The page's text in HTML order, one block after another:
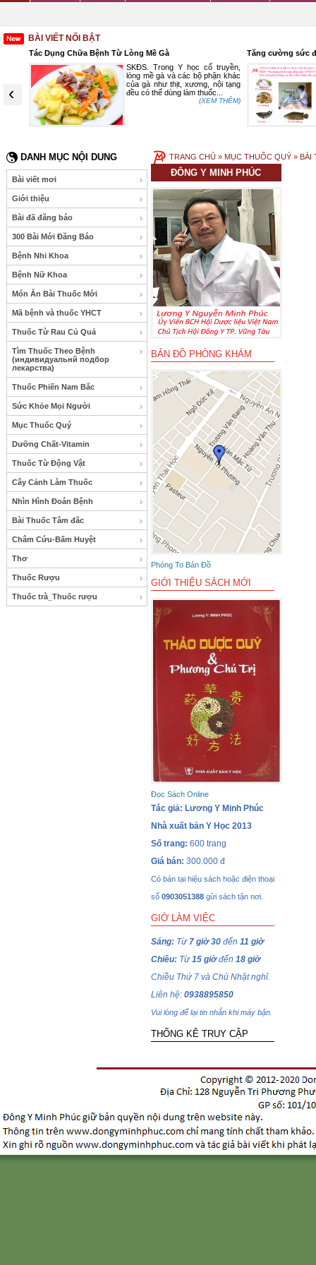
BÀI VIẾT NỔI BẬT
‹
Tác Dụng Chữa Bệnh Từ Lòng Mề Gà
SKĐS. Trong Y học cổ truyền,
lòng mề gà và các bộ phận khác
của gà như thịt, xương, nội tạng
đều có thể dùng làm thuốc...
(XEM THÊM)
Tăng cường sức
DANH MỤC NỘI DUNG
Bài viết mơi
Giới thiệu
Bài đã đăng báo
300 Bài Mới Đăng Báo
Bệnh Nhi Khoa
Bệnh Nữ Khoa
Món Ăn Bài Thuốc Mới
Mã bệnh và thuốc YHCT
Thuốc Từ Rau Củ Quả
Tìm Thuốc Theo Bệnh
(индивидуальнй подбор
лекарства)
Thuốc Phiến Nam Bắc
Sức Khỏe Mọi Người
Mục Thuốc Quý
Dưỡng Chất-Vitamin
Thuốc Từ Động Vật
Cây Cảnh Làm Thuốc
Nhìn Hình Đoán Bệnh
Bài Thuốc Tâm đắc
Châm Cứu-Bấm Huyệt
Thơ
Thuốc Rượu
Thuốc trà_Thuốc rượu
TRANG CHỦ » MỤC THUỐC QUÝ » BÀI
ĐÔNG Y MINH PHÚC
BẢN ĐỒ PHÒNG KHÁM
Phóng To Bản Đồ
GIỚI THIỆU SÁCH MỚI
Đọc Sách Online
Tác giả: Lương Y Minh Phúc
Nhà xuất bản Y Học 2013
Số trang: 600 trang
Giá bán: 300.000 đ
Có bán tại hiệu sách hoặc điện thoại
số 0903051388 gửi sách tận nơi.
GIỜ LÀM VIỆC
Sáng: Từ 7 giờ 30 đến 11 giờ
Chiều: Từ15 giờđến 18 giờ
Chiều Thứ 7 và Chủ Nhật nghỉ.
Liên hệ: 0938895850
Vui lòng để lại tin nhắn khi máy bận.
THỐNG KÊ TRUY CẬP